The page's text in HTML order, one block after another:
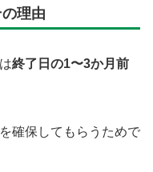
理由
終了日の1〜3か月前
確保してもらうためで